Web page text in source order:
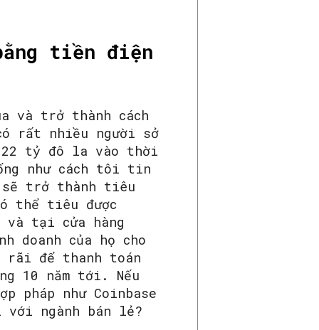
tiền điện
và trở thành cách
rất nhiều người sở
22 tỷ đô la vào thời
như cách tôi tin
sẽ trở thành tiêu
thể tiêu được
và tại cửa hàng
doanh của họ cho
rãi để thanh toán
10 năm tới. Nếu
pháp như Coinbase
ngành bán lẻ?